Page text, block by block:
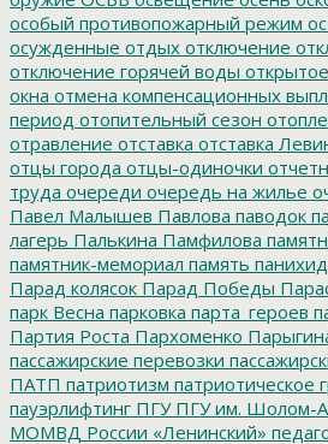
особый противопожарный режим
осужденные отдых отключение
отключение горячей воды
окна отмена компенсационных
период отопительный сезон
отравление отставка отставка
отцы города отцы-одиночки
труда очереди очередь на жилье
Павел Малышев Павлова паводок
лагерь Палькина Памфилова
памятник-мемориал память
Парад колясок Парад Победы
парк Весна парковка парта_героев
Партия Роста Пархоменко
пассажирские перевозки
ПАТП патриотизм патриотическое
пауэрлифтинг ПГУПГУ им. Шолом-
МОМВД России «Ленинский»